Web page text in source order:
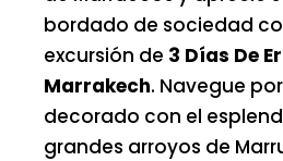
bordado de sociedad
excursión de 3 Días De
Marrakech. Navegue
decorado con el
grandes arroyos de